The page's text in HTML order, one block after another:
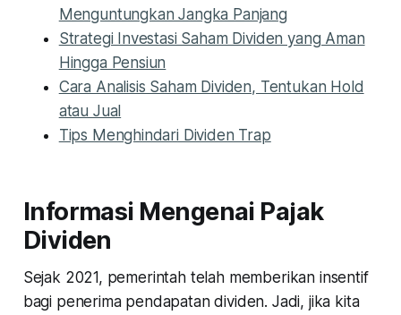
Menguntungkan Jangka Panjang
Strategi Investasi Saham Dividen yang Aman
Hingga Pensiun
Cara Analisis Saham Dividen, Tentukan Hold
atau Jual
Tips Menghindari Dividen Trap
Informasi Mengenai Pajak
Dividen
Sejak 2021, pemerintah telah memberikan insentif
bagi penerima pendapatan dividen. Jadi, jika kita